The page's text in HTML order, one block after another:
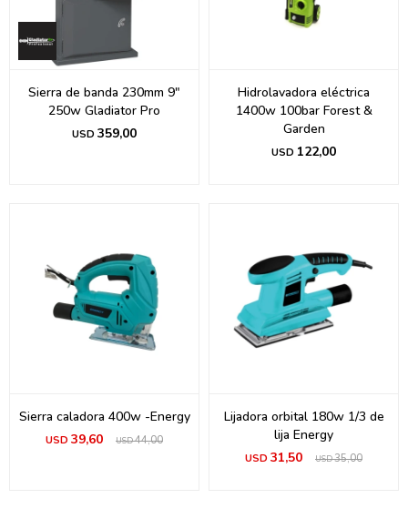
Sierra de banda 230mm 9"
250w Gladiator Pro
USD 359,00
Hidrolavadora eléctrica
1400w 100bar Forest &
Garden
USD 122,00
Sierra caladora 400w -Energy
USD 39,60 USD44,00
Lijadora orbital 180w 1/3 de
lija Energy
USD 31,50 USD35,00